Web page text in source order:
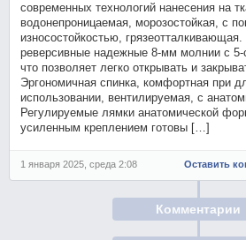
современных технологий нанесения на
водонепроницаемая, морозостойкая, с
износостойкостью,
реверсивные надежные 8-мм молнии с
что позволяет легко открывать и
Эргономичная спинка, комфортная при
использовании, вентилируемая, с
Регулируемые лямки анатомической
усиленным креплением готовы […]
1 января 2025, среда 2:08 Оставить
Комментарии